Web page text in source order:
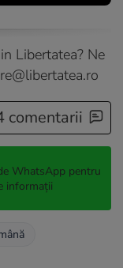
Libertatea? Ne
comentarii
WhatsApp pentru
informații